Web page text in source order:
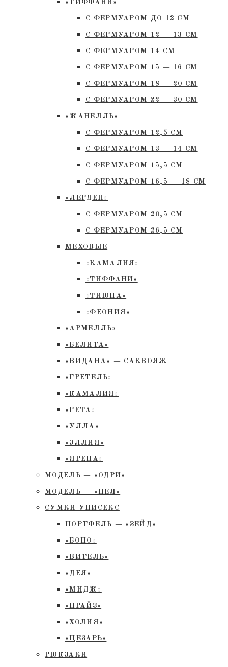
«ТИФФАНИ»
С ФЕРМУАРОМ ДО 12 СМ
С ФЕРМУАРОМ 12 — 13 СМ
С ФЕРМУАРОМ 14 СМ
С ФЕРМУАРОМ 15 — 16 СМ
C ФЕРМУАРОМ 18 — 20 СМ
С ФЕРМУАРОМ 22 — 30 СМ
«ЖАНЕЛЛЬ»
С ФЕРМУАРОМ 12,5 СМ
С ФЕРМУАРОМ 13 — 14 СМ
С ФЕРМУАРОМ 15,5 СМ
С ФЕРМУАРОМ 16,5 — 18 СМ
«ЛЕРДЕН»
С ФЕРМУАРОМ 20,5 СМ
С ФЕРМУАРОМ 26,5 СМ
МЕХОВЫЕ
«КАМАЛИЯ»
«ТИФФАНИ»
«ТИЮНА»
«ФЕОНИЯ»
«АРМЕЛЛЬ»
«БЕЛИТА»
«ВИДАНА» — САКВОЯЖ
«ГРЕТЕЛЬ»
«КАМАЛИЯ»
«РЕТА»
«УЛЛА»
«ЭЛЛИЯ»
«ЯРЕНА»
МОДЕЛЬ — «ОДРИ»
МОДЕЛЬ — «НЕЯ»
СУМКИ УНИСЕКС
ПОРТФЕЛЬ — «ЗЕЙД»
«БОНО»
«ВИТЕЛЬ»
«ДЕЯ»
«МИДЖ»
«ПРАЙЗ»
«ХОЛИЯ»
«ЦЕЗАРЬ»
РЮКЗАКИ